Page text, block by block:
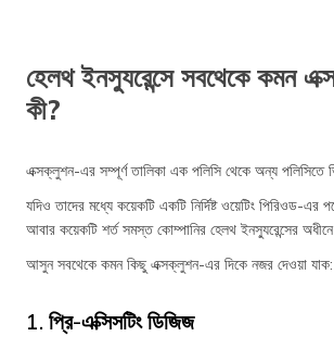
হেলথ ইনস্যুরেন্সে সবথেকে কমন
কী?
এক্সক্লুশন-এর সম্পূর্ণ তালিকা এক পলিসি থেকে অন্য পলিসিতে
যদিও তাদের মধ্যে কয়েকটি একটি নির্দিষ্ট ওয়েটিং পিরিওড-এর
আবার কয়েকটি শর্ত সমস্ত কোম্পানির হেলথ ইনস্যুরেন্সের
আসুন সবথেকে কমন কিছু এক্সক্লুশন-এর দিকে নজর দেওয়া যাক:
1. প্রি-এক্সিসটিং ডিজিজ